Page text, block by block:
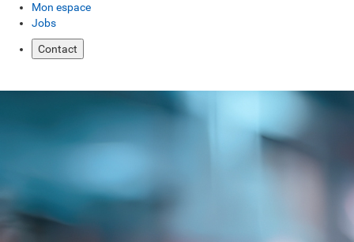
Mon espace
Jobs
Contact